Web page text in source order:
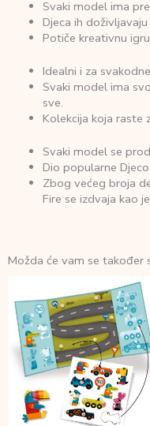
Svaki model ima
Djeca ih
Potiče kreativnu
Idealni i za
Svaki model ima
sve.
Kolekcija koja raste
Svaki model se
Dio popularne
Zbog većeg broja
Fire se izdvaja kao
Možda će vam se također